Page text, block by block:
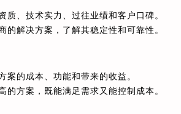
质、技术实力、过往业绩和客户口碑。
的解决方案，了解其稳定性和可靠性。
案的成本、功能和带来的收益。
的方案，既能满足需求又能控制成本。